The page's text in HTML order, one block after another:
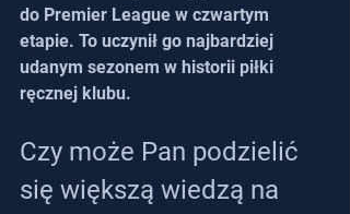
do Premier League w czwartym
etapie. To uczynił go najbardziej
udanym sezonem w historii piłki
ręcznej klubu.
Czy może Pan podzielić
się większą wiedzą na